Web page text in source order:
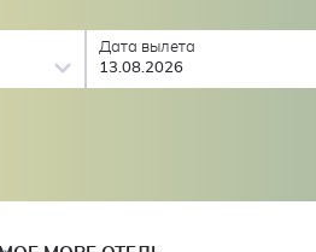
Дата вылета
13.08.2026